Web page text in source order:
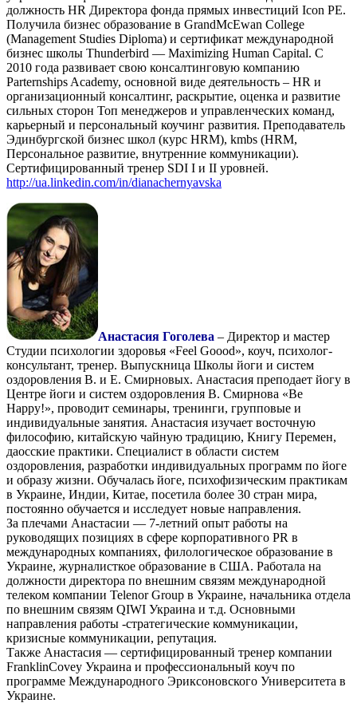
должность HR Директора фонда прямых инвестиций Icon PE.
Получила бизнес образование в GrandMcEwan College
(Management Studies Diploma) и сертификат международной
бизнес школы Thunderbird — Maximizing Human Capital. С
2010 года развивает свою консалтинговую компанию
Parternships Academy, основной виде деятельность – HR и
организационный консалтинг, раскрытие, оценка и развитие
сильных сторон Топ менеджеров и управленческих команд,
карьерный и персональный коучинг развития. Преподаватель
Эдинбургской бизнес школ (курс HRM), kmbs (HRM,
Персональное развитие, внутренние коммуникации).
Сертифицированный тренер SDI I и II уровней.
http://ua.linkedin.com/in/dianachernyavska
Анастасия Гоголева – Директор и мастер
Студии психологии здоровья «Feel Goood», коуч, психолог-
консультант, тренер. Выпускница Школы йоги и систем
оздоровления В. и Е. Смирновых. Анастасия преподает йогу в
Центре йоги и систем оздоровления В. Смирнова «Be
Happy!», проводит семинары, тренинги, групповые и
индивидуальные занятия. Анастасия изучает восточную
философию, китайскую чайную традицию, Книгу Перемен,
даосские практики. Специалист в области систем
оздоровления, разработки индивидуальных программ по йоге
и образу жизни. Обучалась йоге, психофизическим практикам
в Украине, Индии, Китае, посетила более 30 стран мира,
постоянно обучается и исследует новые направления.
За плечами Анастасии — 7-летний опыт работы на
руководящих позициях в сфере корпоративного PR в
международных компаниях, филологическое образование в
Украине, журналисткое образование в США. Работала на
должности директора по внешним связям международной
телеком компании Telenor Group в Украине, начальника отдела
по внешним связям QIWI Украина и т.д. Основными
направления работы -стратегические коммуникации,
кризисные коммуникации, репутация.
Также Анастасия — сертифицированный тренер компании
FranklinCovey Украина и профессиональный коуч по
программе Международного Эриксоновского Университета в
Украине.